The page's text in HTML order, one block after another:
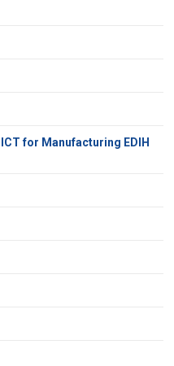
for Manufacturing EDIH